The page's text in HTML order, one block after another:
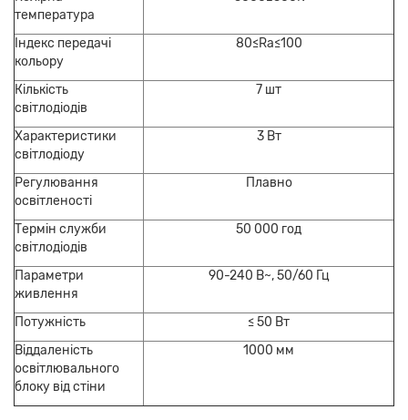
температура
Індекс передачі
кольору
80≤Ra≤100
Кількість
світлодіодів
7 шт
Характеристики
світлодіоду
3 Вт
Регулювання
освітленості
Плавно
Термін служби
світлодіодів
50 000 год
Параметри
живлення
90-240 В~, 50/60 Гц
Потужність
≤ 50 Вт
Віддаленість
освітлювального
блоку від стіни
1000 мм